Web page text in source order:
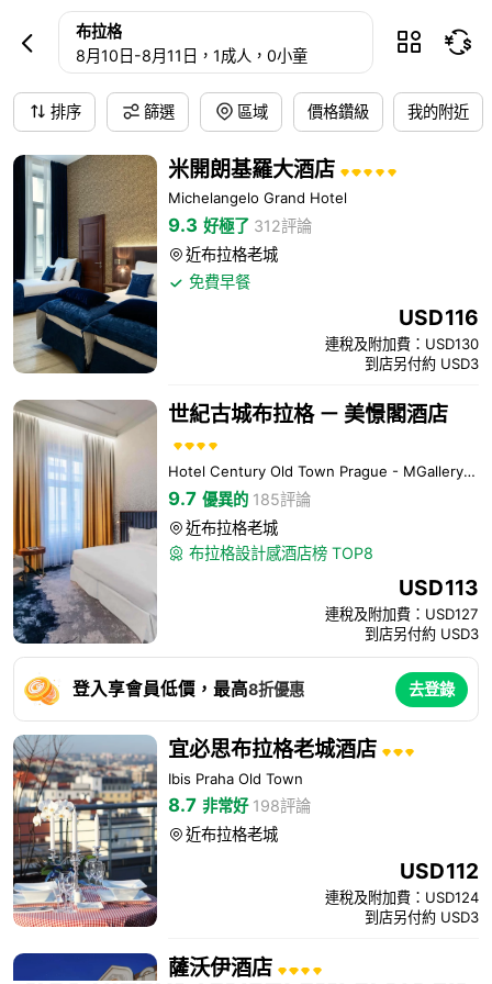
布拉格酒店預訂

布拉格
8月10日 -8月11日 ，1成人，0小童
 
排序 篩選 區域 價格鑽級 我的附近
米開朗基羅大酒店
Michelangelo Grand Hotel
9.3 好極了 312評論
 近布拉格老城
 免費早餐
USD116
連稅及附加費：USD130
到店另付約 USD3
世紀古城布拉格 － 美憬閣酒店
Hotel Century Old Town Prague - MGallery Hotel Collection
9.7 優異的 185評論
 近布拉格老城
 布拉格設計感酒店榜 TOP8
USD113
連稅及附加費：USD127
到店另付約 USD3
登入享會員低價，最高8折優惠 去登錄
宜必思布拉格老城酒店
Ibis Praha Old Town
8.7 非常好 198評論
 近布拉格老城
USD112
連稅及附加費：USD124
到店另付約 USD3
薩沃伊酒店